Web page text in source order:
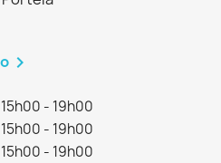

- 19h00
- 19h00
- 19h00